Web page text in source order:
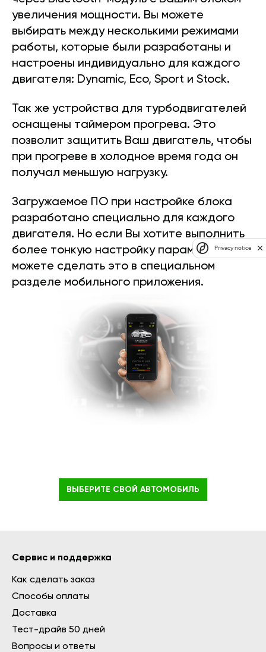
увеличения мощности. Вы можете
выбирать между несколькими режимами
работы, которые были разработаны и
настроены индивидуально для каждого
двигателя: Dynamic, Eco, Sport и Stock.
Так же устройства для турбодвигателей
оснащены таймером прогрева. Это
позволит защитить Ваш двигатель, чтобы
при прогреве в холодное время года он
получал меньшую нагрузку.
Загружаемое ПО при настройке блока
разработано специально для каждого
двигателя. Но если Вы хотите выполнить
более тонкую настройку параметров,
можете сделать это в специальном
разделе мобильного приложения.
ВЫБЕРИТЕ СВОЙ АВТОМОБИЛЬ
Сервис и поддержка
Как сделать заказ
Способы оплаты
Доставка
Тест-драйв 50 дней
Вопросы и ответы
Privacy notice